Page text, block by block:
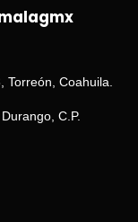
Torreón, Coahuila.
C.P.